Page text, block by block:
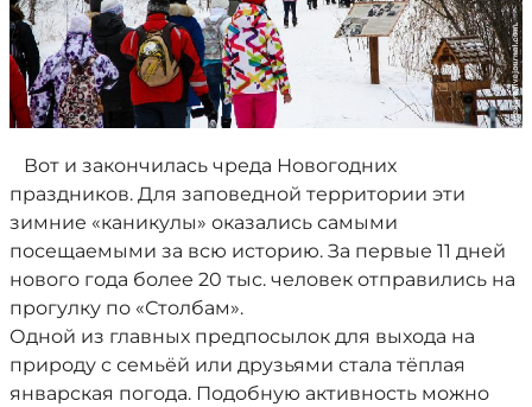
Вот и закончилась чреда Новогодних
праздников. Для заповедной территории эти
зимние «каникулы» оказались самыми
посещаемыми за всю историю. За первые 11 дней
нового года более 20 тыс. человек отправились на
прогулку по «Столбам».
Одной из главных предпосылок для выхода на
природу с семьёй или друзьями стала тёплая
январская погода. Подобную активность можно